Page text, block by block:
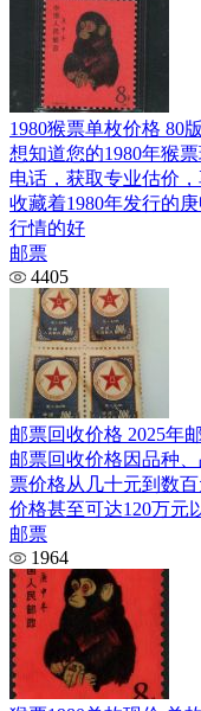
1980猴票单枚价格 80
想知道您的1980年猴
电话，获取专业估价
收藏着1980年发行的
行情的好
邮票
4405
邮票回收价格 2025年
邮票回收价格因品种
票价格从几十元到数
价格甚至可达120万元
邮票
1964